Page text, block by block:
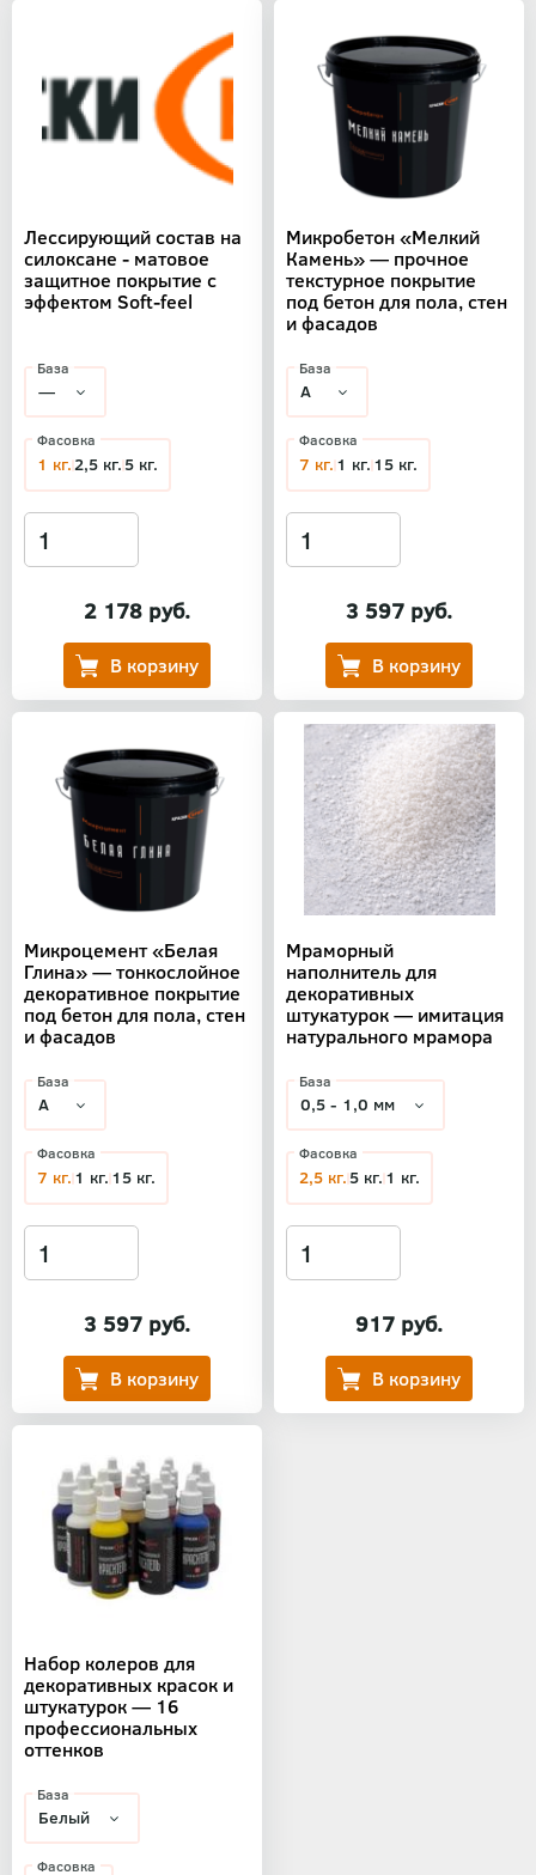
Лессирующий состав на
силоксане - матовое
защитное покрытие с
эффектом Soft-feel
2 178 руб.
База
Фасовка
1 кг.2,5 кг.5 кг.
Микробетон «Мелкий
Камень» — прочное
текстурное покрытие
под бетон для пола, стен
и фасадов
3 597 руб.
База
Фасовка
7 кг. 1 кг. 15 кг.
Микроцемент «Белая
Глина» — тонкослойное
декоративное покрытие
под бетон для пола, стен
и фасадов
3 597 руб.
База
Фасовка
7 кг. 1 кг. 15 кг.
Мраморный
наполнитель для
декоративных
штукатурок — имитация
натурального мрамора
917 руб.
База
Фасовка
2,5 кг.5 кг. 1 кг.
Набор колеров для
декоративных красок и
штукатурок — 16
профессиональных
оттенков
База
Фасовка